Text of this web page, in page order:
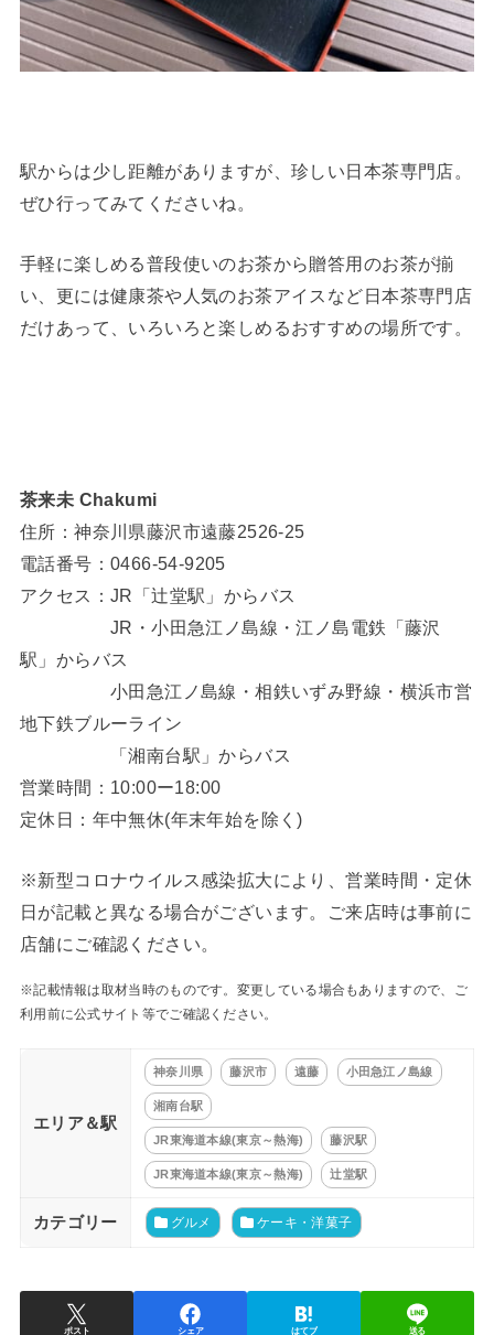
駅からは少し距離がありますが、珍しい日本茶専門店。
ぜひ行ってみてくださいね。
手軽に楽しめる普段使いのお茶から贈答用のお茶が揃
い、更には健康茶や人気のお茶アイスなど日本茶専門店
だけあって、いろいろと楽しめるおすすめの場所です。
茶来未 Chakumi
住所：神奈川県藤沢市遠藤2526-25
電話番号：0466-54-9205
アクセス：JR「辻堂駅」からバス
JR・小田急江ノ島線・江ノ島電鉄「藤沢
駅」からバス
小田急江ノ島線・相鉄いずみ野線・横浜市営
地下鉄ブルーライン
「湘南台駅」からバス
営業時間：10:00ー18:00
定休日：年中無休(年末年始を除く)
※新型コロナウイルス感染拡大により、営業時間・定休
日が記載と異なる場合がございます。ご来店時は事前に
店舗にご確認ください。
※記載情報は取材当時のものです。変更している場合もありますので、ご
利用前に公式サイト等でご確認ください。
エリア＆駅
神奈川県 藤沢市 遠藤 小田急江ノ島線
湘南台駅
JR東海道本線(東京～熱海) 藤沢駅
JR東海道本線(東京～熱海) 辻堂駅
カテゴリー グルメ ケーキ・洋菓子
ポスト シェア はてブ 送る